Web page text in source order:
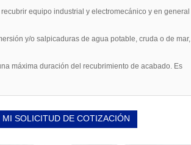
equipo industrial y electromecánico y en general
y/o salpicaduras de agua potable, cruda o de mar,
máxima duración del recubrimiento de acabado. Es
MI SOLICITUD DE COTIZACIÓN